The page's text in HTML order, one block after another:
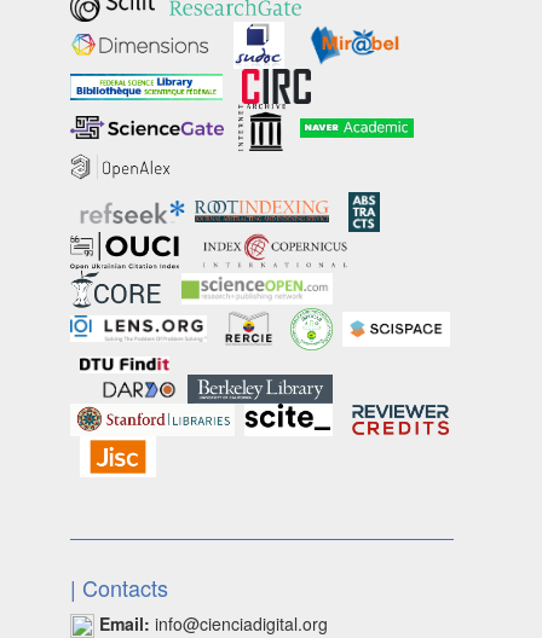
| Contacts
Email: info@cienciadigital.org